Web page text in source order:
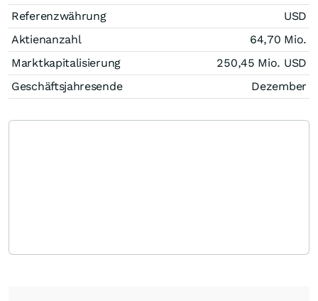
Referenzwährung
USD
Aktienanzahl
64,70 Mio.
Marktkapitalisierung
250,45 Mio. USD
Geschäftsjahresende
Dezember